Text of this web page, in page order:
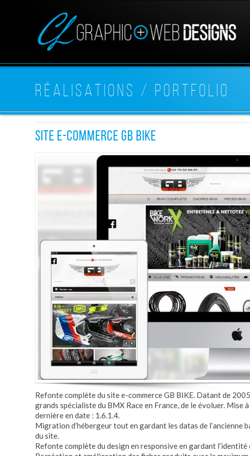
RÉALISATIONS / PORTFOLIO
SITE E-COMMERCE GB BIKE
Refonte complète du site e-commerce GB BIKE. Datant de
grands spécialiste du BMX Race en France, de le évoluer. Mise
dernière en date : 1.6.1.4.
Migration d’hébergeur tout en gardant les datas de l’ancienne
du site.
Refonte complète du design en responsive en gardant